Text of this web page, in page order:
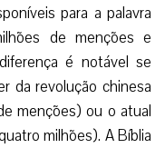
para a palavra
de menções e
é notável se
da revolução chinesa
menções) ou o atual
milhões). A Bíblia